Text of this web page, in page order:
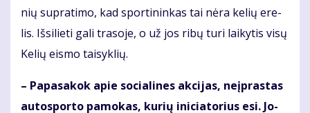
nių su­pra­ti­mo, kad spor­ti­nin­kas tai nė­ra ke­lių ere­
lis. Iš­si­lie­ti ga­li tra­so­je, o už jos ri­bų tu­ri lai­ky­tis vi­sų
Ke­lių eis­mo tai­syk­lių.
– Pa­pa­sa­kok apie so­cia­li­nes ak­ci­jas, ne­įpras­tas
au­to­spor­to pa­mo­kas, ku­rių ini­cia­to­rius esi. Jo­